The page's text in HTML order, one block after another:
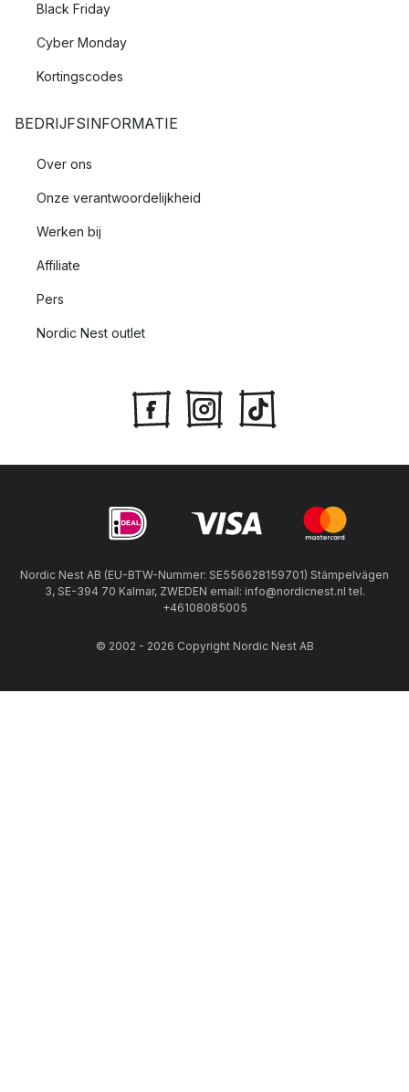
Black Friday
Cyber Monday
Kortingscodes
BEDRIJFSINFORMATIE
Over ons
Onze verantwoordelijkheid
Werken bij
Affiliate
Pers
Nordic Nest outlet
Nordic Nest AB (EU-BTW-Nummer: SE556628159701) Stämpelvägen
3, SE-394 70 Kalmar, ZWEDEN email: info@nordicnest.nl tel.
+46108085005
© 2002 - 2026 Copyright Nordic Nest AB